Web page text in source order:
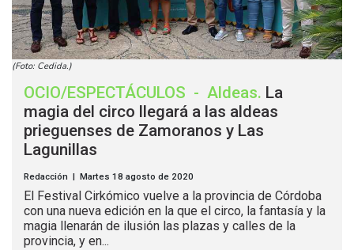
(Foto: Cedida.)
OCIO/ESPECTÁCULOS - Aldeas. La
magia del circo llegará a las aldeas
prieguenses de Zamoranos y Las
Lagunillas
Redacción | Martes 18 agosto de 2020
El Festival Cirkómico vuelve a la provincia de Córdoba
con una nueva edición en la que el circo, la fantasía y la
magia llenarán de ilusión las plazas y calles de la
provincia, y en...